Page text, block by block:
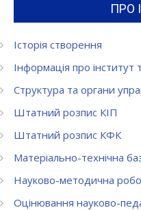
ПРО
Історія створення
Інформація про інститут
Структура та органи
Штатний розпис КІП
Штатний розпис КФК
Матеріально-технічна
Науково-методична
Оцінювання науково-